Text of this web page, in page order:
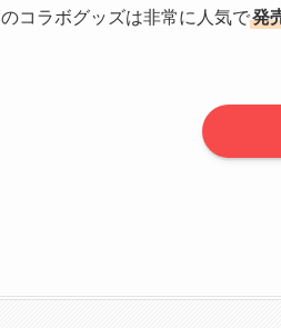
コラボグッズは非常に人気で発